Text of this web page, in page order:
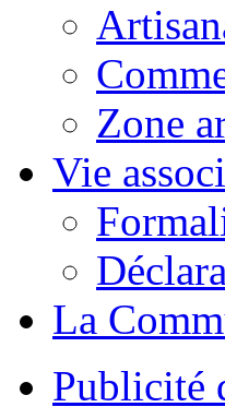
Zone
Vie
La
Publicité